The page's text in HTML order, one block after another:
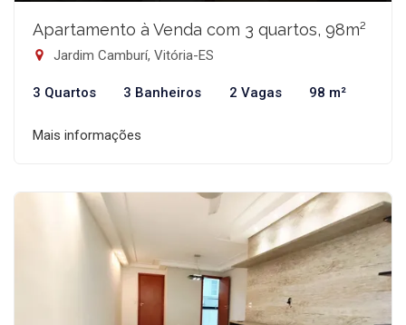
Apartamento à Venda com 3 quartos, 98m²
Jardim Camburí, Vitória-ES
3 Quartos 3 Banheiros 2 Vagas 98 m²
Mais informações